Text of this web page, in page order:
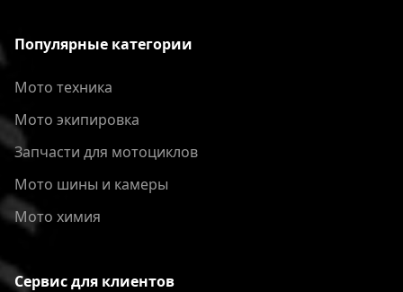
Популярные категории
Мото техника
Мото экипировка
Запчасти для мотоциклов
Мото шины и камеры
Мото химия
Сервис для клиентов